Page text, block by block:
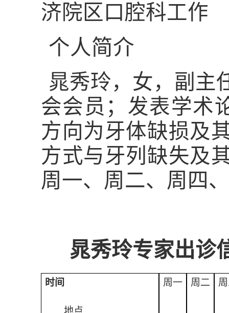
济院区口腔科工作
个人简介
晁秀玲 ，女，副主
会会员；发表学术
方向为牙体缺损及
方式与牙列缺失及
周一、周二、周四
晁秀玲专家出诊
时间
地点
周一 周二